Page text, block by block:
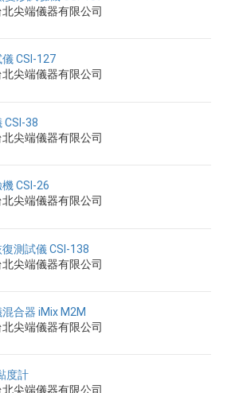
尖端儀器有限公司
CSI-127
尖端儀器有限公司
CSI-38
尖端儀器有限公司
CSI-26
尖端儀器有限公司
測試儀 CSI-138
尖端儀器有限公司
合器 iMix M2M
尖端儀器有限公司
度計
尖端儀器有限公司